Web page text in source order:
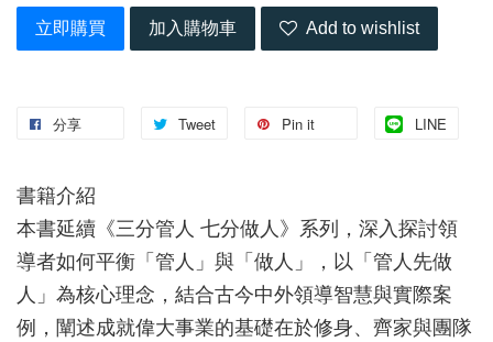
立即購買 加入購物車 Add to wishlist
分享 Tweet Pin it LINE
書籍介紹
本書延續《三分管人 七分做人》系列，深入探討領
導者如何平衡「管人」與「做人」，以「管人先做
人」為核心理念，結合古今中外領導智慧與實際案
例，闡述成就偉大事業的基礎在於修身、齊家與團隊